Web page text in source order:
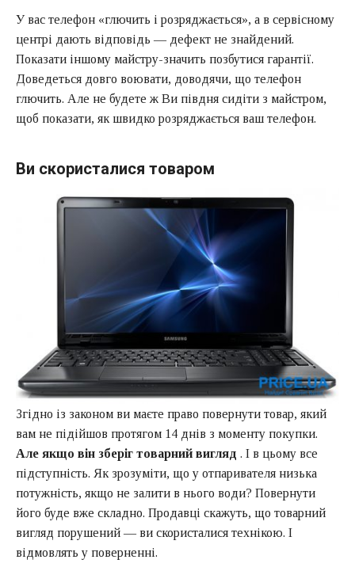
У вас телефон «глючить і розряджається», а в сервісному
центрі дають відповідь — дефект не знайдений.
Показати іншому майстру-значить позбутися гарантії.
Доведеться довго воювати, доводячи, що телефон
глючить. Але не будете ж Ви півдня сидіти з майстром,
щоб показати, як швидко розряджається ваш телефон.
Ви скористалися товаром
Згідно із законом ви маєте право повернути товар, який
вам не підійшов протягом 14 днів з моменту покупки.
Але якщо він зберіг товарний вигляд . І в цьому все
підступність. Як зрозуміти, що у отпаривателя низька
потужність, якщо не залити в нього води? Повернути
його буде вже складно. Продавці скажуть, що товарний
вигляд порушений — ви скористалися технікою. І
відмовлять у поверненні.